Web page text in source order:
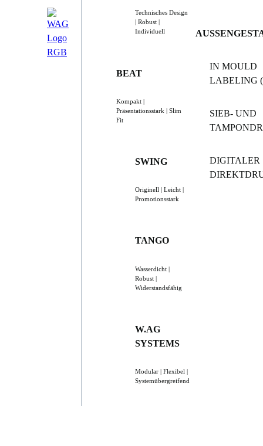
Technisches Design
| Robust |
Individuell
BEAT
Kompakt |
Präsentationsstark | Slim
Fit
SWING
Originell | Leicht |
Promotionsstark
TANGO
Wasserdicht |
Robust |
Widerstandsfähig
W.AG
SYSTEMS
Modular | Flexibel |
Systemübergreifend
IN MOULD
LABELING
SIEB- UND
DIGITALER